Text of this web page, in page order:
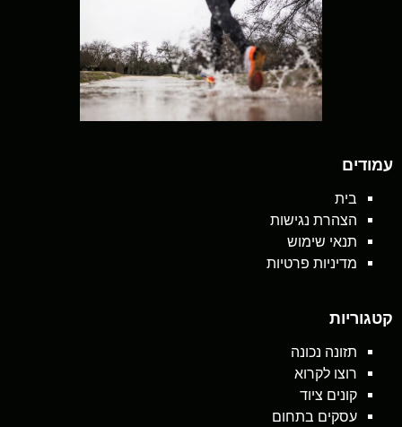
עמודים
בית
הצהרת נגישות
תנאי שימוש
מדיניות פרטיות
קטגוריות
תזונה נכונה
רוצו לקרוא
קונים ציוד
עסקים בתחום